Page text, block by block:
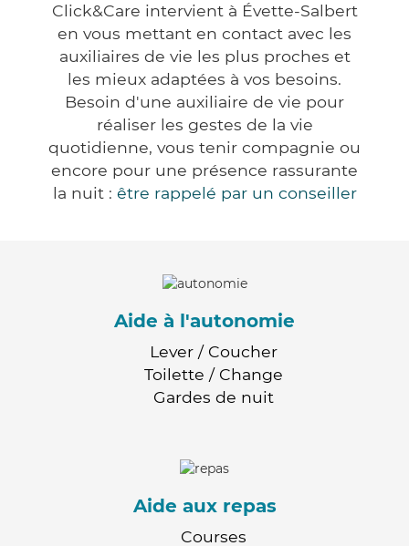
Click&Care intervient à Évette-Salbert
en vous mettant en contact avec les
auxiliaires de vie les plus proches et
les mieux adaptées à vos besoins.
Besoin d'une auxiliaire de vie pour
réaliser les gestes de la vie
quotidienne, vous tenir compagnie ou
encore pour une présence rassurante
la nuit : être rappelé par un conseiller
Aide à l'autonomie
Lever / Coucher
Toilette / Change
Gardes de nuit
Aide aux repas
Courses